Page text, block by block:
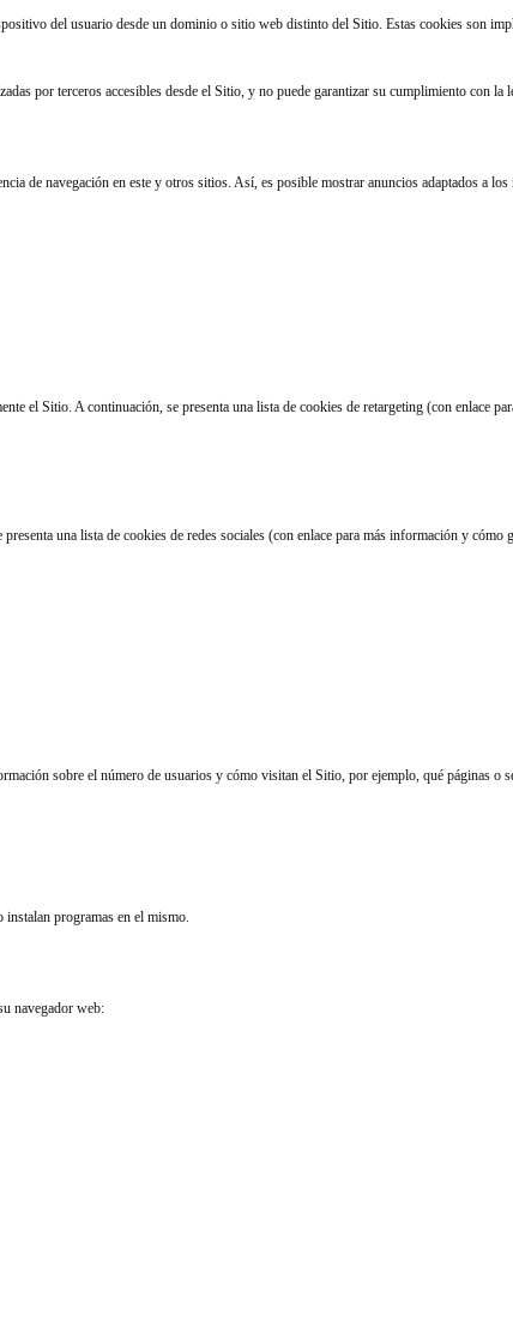
del usuario desde un dominio o sitio web distinto del Sitio. Estas cookies son
por terceros accesibles desde el Sitio, y no puede garantizar su cumplimiento con la
de navegación en este y otros sitios. Así, es posible mostrar anuncios adaptados a
el Sitio. A continuación, se presenta una lista de cookies de retargeting (con enlace
una lista de cookies de redes sociales (con enlace para más información y cómo
sobre el número de usuarios y cómo visitan el Sitio, por ejemplo, qué páginas o
programas en el mismo.
navegador web: